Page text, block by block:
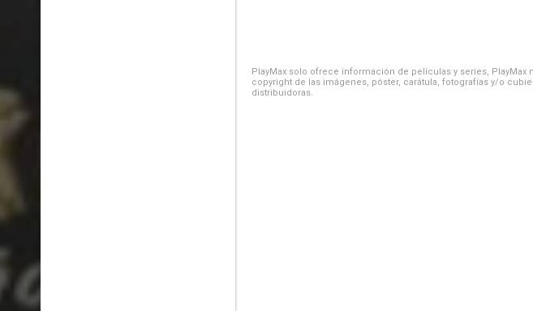
PlayMax solo ofrece información de películas y series,
copyright de las imágenes, póster, carátula, fotografías y/o
distribuidoras.